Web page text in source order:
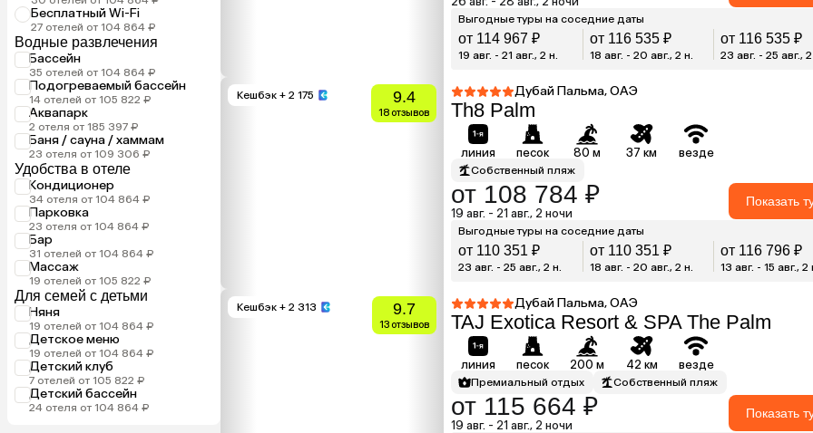
Бесплатный Wi-Fi
27 отелей от 104 864 ₽
Водные развлечения
Бассейн
35 отелей от 104 864 ₽
Подогреваемый бассейн
14 отелей от 105 822 ₽
Аквапарк
2 отеля от 185 397 ₽
Баня / сауна / хаммам
23 отеля от 109 306 ₽
Удобства в отеле
Кондиционер
34 отеля от 104 864 ₽
Парковка
23 отеля от 104 864 ₽
Бар
31 отелей от 104 864 ₽
Массаж
19 отелей от 105 822 ₽
Для семей с детьми
Няня
19 отелей от 104 864 ₽
Детское меню
19 отелей от 104 864 ₽
Детский клуб
7 отелей от 105 822 ₽
Детский бассейн
24 отеля от 104 864 ₽
Выгодные туры на соседние даты
от 114 967 ₽
19 авг. - 21 авг., 2 н.
от 116 535 ₽
18 авг. - 20 авг., 2 н.
от 116 535 ₽
23 авг. - 25 авг., 2
Кешбэк + 2 175 9.4
18 отзывов
Дубай Пальма, ОАЭ
Th8 Palm
линия песок 80 м 37 км везде
Собственный пляж
от 108 784 ₽
19 авг. - 21 авг., 2 ночи
Показать
Выгодные туры на соседние даты
от 110 351 ₽
23 авг. - 25 авг., 2 н.
от 110 351 ₽
18 авг. - 20 авг., 2 н.
от 116 796 ₽
13 авг. - 15 авг., 2
Кешбэк + 2 313 9.7
13 отзывов
Дубай Пальма, ОАЭ
TAJ Exotica Resort & SPA The Palm
линия песок 200 м 42 км везде
Премиальный отдых Собственный пляж
от 115 664 ₽
19 авг. - 21 авг., 2 ночи
Показать